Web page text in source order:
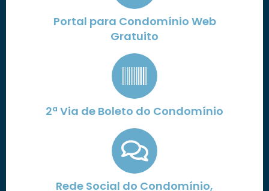
Portal para Condomínio Web
Gratuito
2ª Via de Boleto do Condomínio
Rede Social do Condomínio,